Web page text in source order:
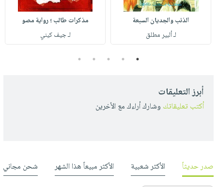
الذئب والجديان السبعة
لـ ألبير مطلق
مذكرات طالب ؛ رواية مصو
لـ جيف كيني
1
2
3
4
5
أبرز التعليقات
أكتب تعليقاتك وشارك أراءك مع الأخرين
صدر حديثاً الأكثر شعبية الأكثر مبيعاً هذا الشهر شحن مجاني